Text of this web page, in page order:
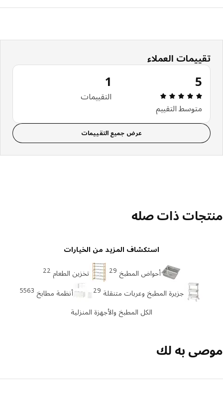
تقييمات العملاء
استعراض: 5 من أصل 5 النجوم. إجمالي التقييمات: 1
متوسط التقييم
التقييمات
عرض جميع التقييمات
ذات صله
استكشاف المزيد من الخيارات
أحواض المطبخ 29 تخزين الطعام 22
جزيرة المطبخ وعربات متنقلة 29 أنظمة مطابخ 5563
الكل المطبخ والأجهزة المنزلية
به لك